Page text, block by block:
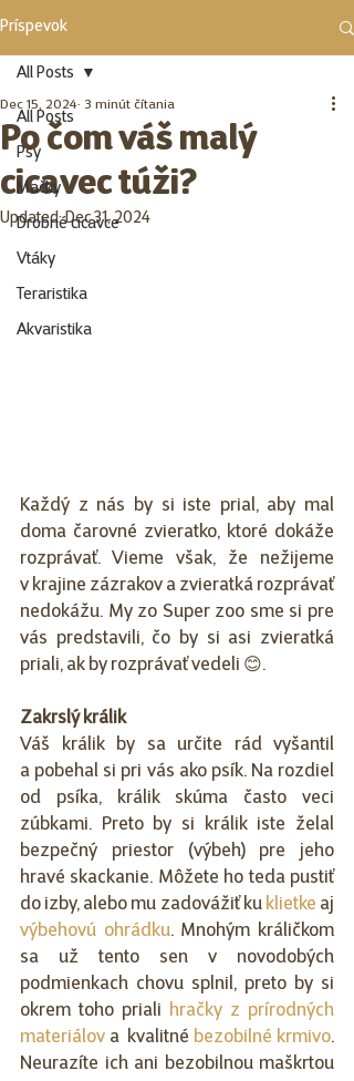
Príspevok
All Posts
Psy
Mačky
Drobné cicavce
Vtáky
Teraristika
Akvaristika
All Posts
Po čom váš malý
cicavec túži?
Dec 15, 2024 3 minút čítania
Updated:Dec 31, 2024
Každý z nás by si iste prial, aby mal
doma čarovné zvieratko, ktoré dokáže
rozprávať. Vieme však, že nežijeme
v krajine zázrakov a zvieratká rozprávať
nedokážu. My zo Super zoo sme si pre
vás predstavili, čo by si asi zvieratká
priali, ak by rozprávať vedeli 😊.
Zakrslý králik
Váš králik by sa určite rád vyšantil
a pobehal si pri vás ako psík. Na rozdiel
od psíka, králik skúma často veci
zúbkami. Preto by si králik iste želal
bezpečný priestor (výbeh) pre jeho
hravé skackanie. Môžete ho teda pustiť
do izby, alebo mu zadovážiť ku klietke
výbehovú ohrádku. Mnohým králičkom
sa už tento sen v novodobých
podmienkach chovu splnil, preto by si
okrem toho priali
hračky z prírodných
materiálov a  kvalitné bezobilné krmivo.
Neurazíte ich ani bezobilnou maškrtou